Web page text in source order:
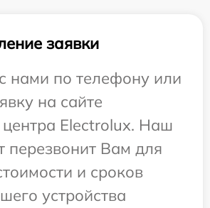
заявки
нами по телефону или
на сайте
центра Electrolux. Наш
перезвонит Вам для
и сроков
устройства